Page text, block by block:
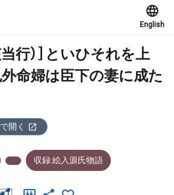
English
当行）］といひそれを上
命婦は臣下の妻に成た
開く
収録:絵入源氏物語